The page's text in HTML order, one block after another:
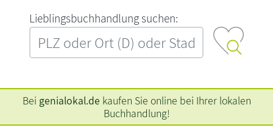
L‍i‍e‍b‍l‍i‍n‍g‍s‍b‍u‍c‍h‍h‍a‍n‍d‍l‍u‍n‍g‍ ‍s‍u‍c‍h‍e‍n‍:‍
Bei genialokal.de kaufen Sie online bei Ihrer lokalen
Buchhandlung!